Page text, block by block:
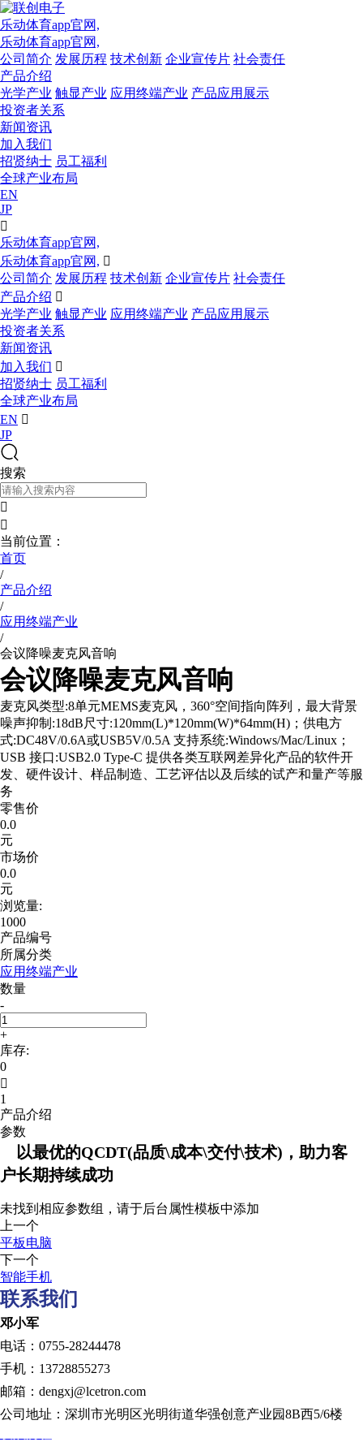
乐动体育app官网,
乐动体育app官网,
公司简介 发展历程 技术创新 企业宣传片 社会责任
产品介绍
光学产业 触显产业 应用终端产业 产品应用展示
投资者关系
新闻资讯
加入我们
招贤纳士 员工福利
全球产业布局
EN
JP

乐动体育app官网,
乐动体育app官网, 
公司简介 发展历程 技术创新 企业宣传片 社会责任
产品介绍 
光学产业 触显产业 应用终端产业 产品应用展示
投资者关系
新闻资讯
加入我们 
招贤纳士 员工福利
全球产业布局
EN 
JP
搜索


当前位置：
首页
/
产品介绍
/
应用终端产业
/
会议降噪麦克风音响
会议降噪麦克风音响
麦克风类型:8单元MEMS麦克风，360°空间指向阵列，最大背景
噪声抑制:18dB尺寸:120mm(L)*120mm(W)*64mm(H)；供电方
式:DC48V/0.6A或USB5V/0.5A 支持系统:Windows/Mac/Linux；
USB 接口:USB2.0 Type-C 提供各类互联网差异化产品的软件开
发、硬件设计、样品制造、工艺评估以及后续的试产和量产等服
务
零售价
0.0
元
市场价
0.0
元
浏览量:
1000
产品编号
所属分类
应用终端产业
数量
-
+
库存:
0

1
产品介绍
参数
以最优的QCDT(品质\成本\交付\技术)，助力客
户长期持续成功
未找到相应参数组，请于后台属性模板中添加
上一个
平板电脑
下一个
智能手机
联系我们
邓小军
电话：0755-28244478
手机：13728855273
邮箱：dengxj@lcetron.com
公司地址：深圳市光明区光明街道华强创意产业园8B西5/6楼